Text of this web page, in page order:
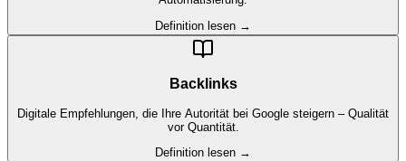
Definition lesen →
Backlinks
Digitale Empfehlungen, die Ihre Autorität bei Google steigern – Qualität
vor Quantität.
Definition lesen →